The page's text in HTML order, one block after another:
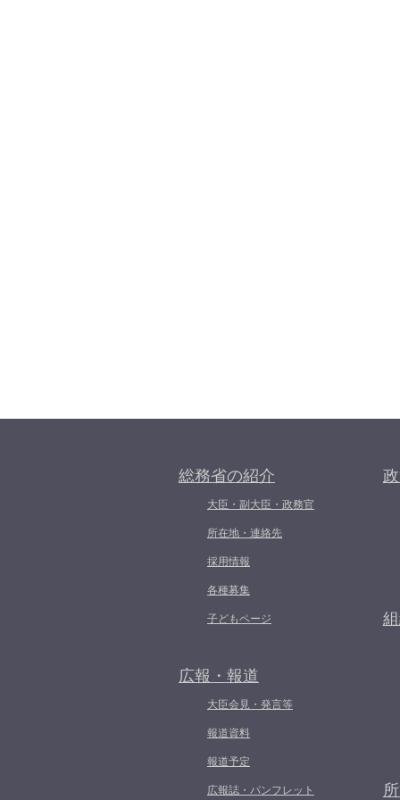
総務省の紹介
大臣・副大臣・政務官
所在地・連絡先
採用情報
各種募集
子どもページ
広報・報道
大臣会見・発言等
報道資料
報道予定
広報誌・パンフレット